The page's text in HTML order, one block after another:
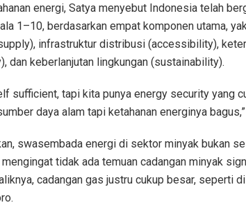
energi, Satya menyebut Indonesia telah
1–10, berdasarkan empat komponen utama,
infrastruktur distribusi (accessibility),
dan keberlanjutan lingkungan (sustainability).
sufficient, tapi kita punya energy security yang
daya alam tapi ketahanan energinya
swasembada energi di sektor minyak bukan
tidak ada temuan cadangan minyak
cadangan gas justru cukup besar, seperti